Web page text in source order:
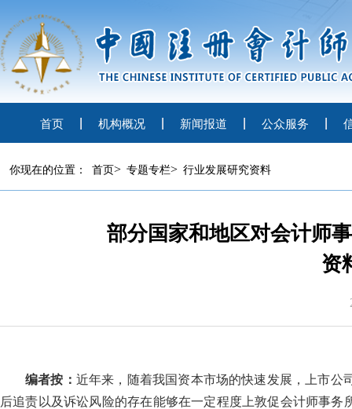
首页 机构概况 新闻报道 公众服务
你现在的位置： 首页> 专题专栏> 行业发展研究资料
部分国家和地区对会计师
资
编者按： 近年来，随着我国资本市场的快速发展，上市公
后追责以及诉讼风险的存在能够在一定程度上敦促会计师事